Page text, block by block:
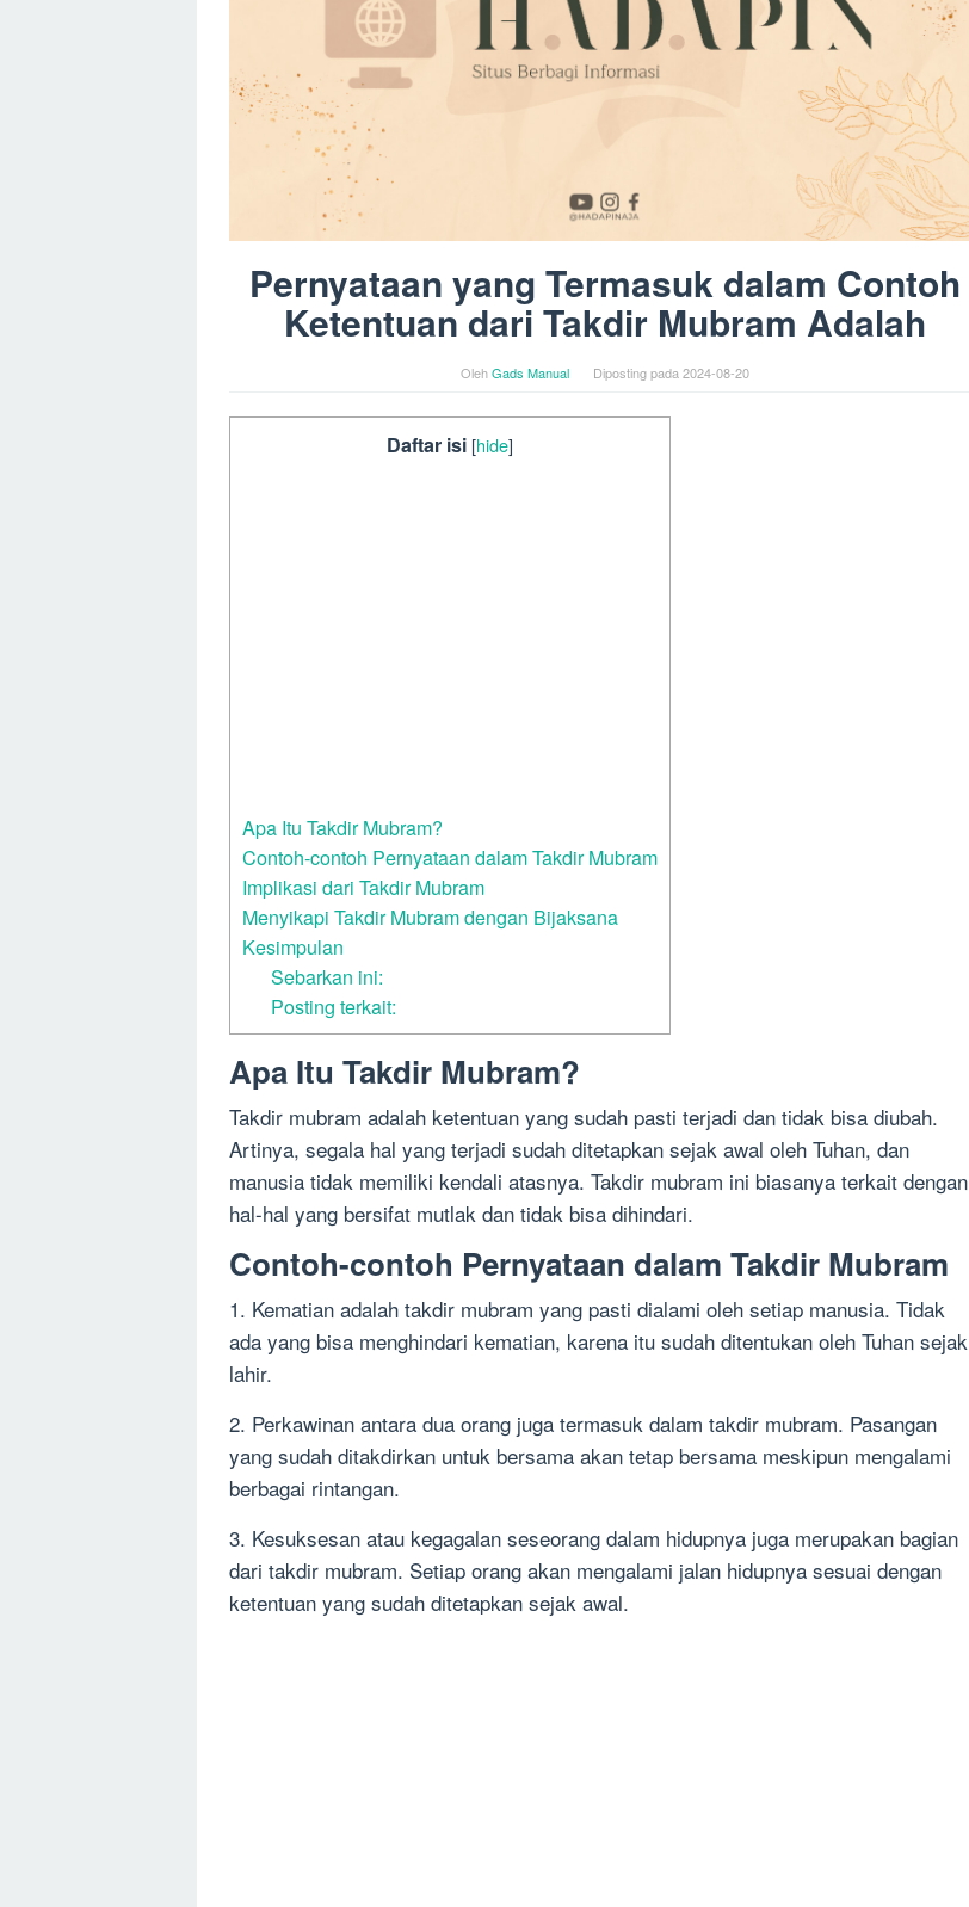
Pernyataan yang Termasuk dalam Contoh
Ketentuan dari Takdir Mubram Adalah
OlehGads Manual Diposting pada2024-08-20
Daftar isi [hide]
Apa Itu Takdir Mubram?
Contoh-contoh Pernyataan dalam Takdir Mubram
Implikasi dari Takdir Mubram
Menyikapi Takdir Mubram dengan Bijaksana
Kesimpulan
Sebarkan ini:
Posting terkait:
Apa Itu Takdir Mubram?
Takdir mubram adalah ketentuan yang sudah pasti terjadi dan tidak bisa diubah.
Artinya, segala hal yang terjadi sudah ditetapkan sejak awal oleh Tuhan, dan
manusia tidak memiliki kendali atasnya. Takdir mubram ini biasanya terkait dengan
hal-hal yang bersifat mutlak dan tidak bisa dihindari.
Contoh-contoh Pernyataan dalam Takdir Mubram
1. Kematian adalah takdir mubram yang pasti dialami oleh setiap manusia. Tidak
ada yang bisa menghindari kematian, karena itu sudah ditentukan oleh Tuhan sejak
lahir.
2. Perkawinan antara dua orang juga termasuk dalam takdir mubram. Pasangan
yang sudah ditakdirkan untuk bersama akan tetap bersama meskipun mengalami
berbagai rintangan.
3. Kesuksesan atau kegagalan seseorang dalam hidupnya juga merupakan bagian
dari takdir mubram. Setiap orang akan mengalami jalan hidupnya sesuai dengan
ketentuan yang sudah ditetapkan sejak awal.